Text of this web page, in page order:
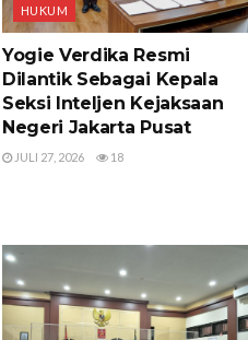
HUKUM
Yogie Verdika Resmi
Dilantik Sebagai Kepala
Seksi Inteljen Kejaksaan
Negeri Jakarta Pusat
JULI 27, 2026 18